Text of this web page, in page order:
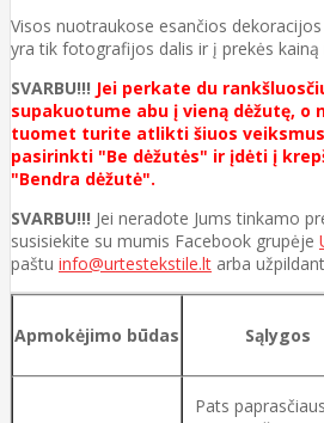
Visos nuotraukose esančios
yra tik fotografijos dalis ir į prekės
SVARBU!!! Jei perkate du
supakuotume abu į vieną dėžutę, o
tuomet turite atlikti šiuos
pasirinkti "Be dėžutės" ir įdėti į
"Bendra dėžutė".
SVARBU!!! Jei neradote Jums tinkamo
susisiekite su mumis Facebook grupėje
paštu info@urtestekstile.lt arba
Apmokėjimo būdas Sąlygos
Pats